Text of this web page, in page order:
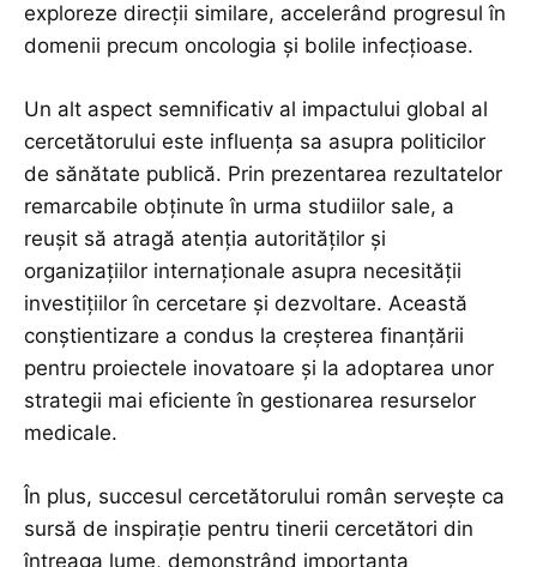
exploreze direcții similare, accelerând progresul în
domenii precum oncologia și bolile infecțioase.
Un alt aspect semnificativ al impactului global al
cercetătorului este influența sa asupra politicilor
de sănătate publică. Prin prezentarea rezultatelor
remarcabile obținute în urma studiilor sale, a
reușit să atragă atenția autorităților și
organizațiilor internaționale asupra necesității
investițiilor în cercetare și dezvoltare. Această
conștientizare a condus la creșterea finanțării
pentru proiectele inovatoare și la adoptarea unor
strategii mai eficiente în gestionarea resurselor
medicale.
În plus, succesul cercetătorului român servește ca
sursă de inspirație pentru tinerii cercetători din
întreaga lume, demonstrând importanța